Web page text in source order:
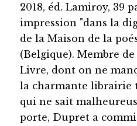
2018, éd. Lamiroy, 39
impression "dans la
de la Maison de la
(Belgique). Membre
Livre, dont on ne
la charmante librairie
qui ne sait
porte, Dupret a